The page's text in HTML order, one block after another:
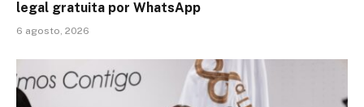
legal gratuita por WhatsApp
6 agosto, 2026